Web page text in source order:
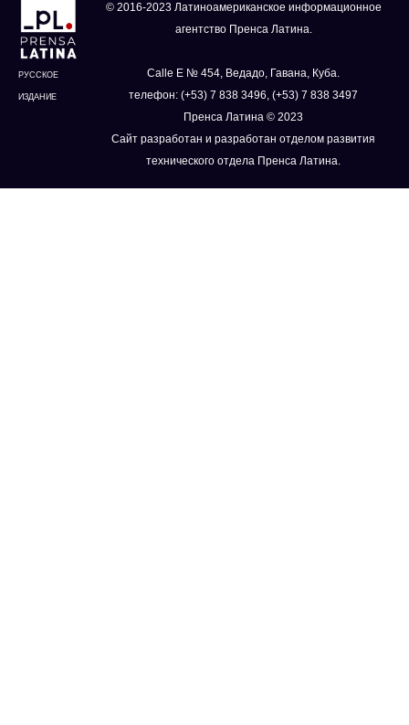
РУССКОЕ
ИЗДАНИЕ
© 2016-2023 Латиноамериканское информационное
агентство Пренса Латина.
Calle E № 454, Ведадо, Гавана, Куба.
телефон: (+53) 7 838 3496, (+53) 7 838 3497
Пренса Латина © 2023
Сайт разработан и разработан отделом развития
технического отдела Пренса Латина.